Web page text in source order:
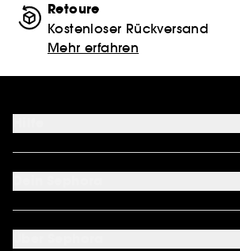
Retoure
Kostenloser Rückversand
Mehr erfahren
FAQ
Kontakt
Mein Konto
Sephora Unlimited